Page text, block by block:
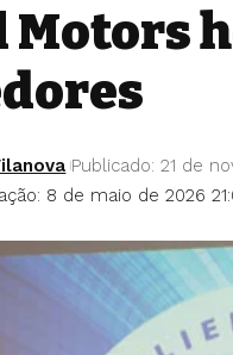
Motors
8 de maio de 2026
Publicado: 21 de